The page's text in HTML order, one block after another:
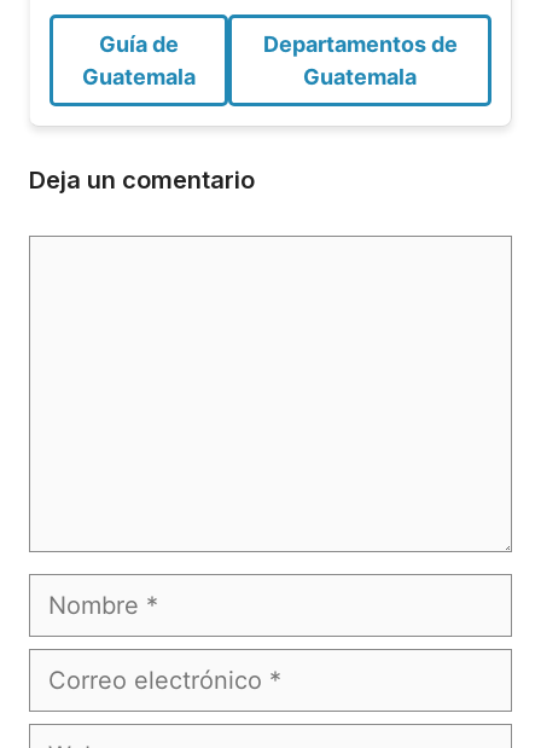
Guía de
Guatemala
Departamentos de
Guatemala
Deja un comentario
Nombre
Correo
Web